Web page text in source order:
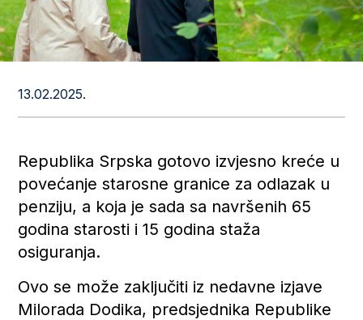
13.02.2025.
Republika Srpska gotovo izvjesno kreće u
povećanje starosne granice za odlazak u
penziju, a koja je sada sa navršenih 65
godina starosti i 15 godina staža
osiguranja.
Ovo se može zaključiti iz nedavne izjave
Milorada Dodika, predsjednika Republike